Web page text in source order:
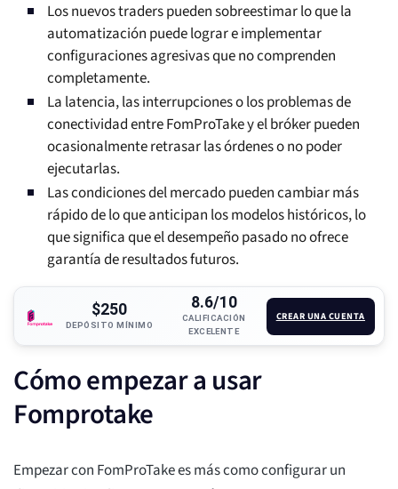
Los nuevos traders pueden sobreestimar lo que la
automatización puede lograr e implementar
configuraciones agresivas que no comprenden
completamente.
La latencia, las interrupciones o los problemas de
conectividad entre FomProTake y el bróker pueden
ocasionalmente retrasar las órdenes o no poder
ejecutarlas.
Las condiciones del mercado pueden cambiar más
rápido de lo que anticipan los modelos históricos, lo
que significa que el desempeño pasado no ofrece
garantía de resultados futuros.
$250
DEPÓSITO MÍNIMO
8.6/10
CALIFICACIÓN
EXCELENTE
CREAR UNA CUENTA
Cómo empezar a usar
Fomprotake
Empezar con FomProTake es más como configurar un